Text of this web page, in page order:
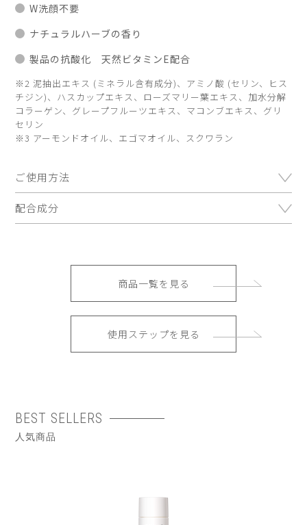
W洗顔不要
ナチュラルハーブの香り
製品の抗酸化 天然ビタミンE配合
※2 泥抽出エキス (ミネラル含有成分)、アミノ酸 (セリン、ヒス
チジン)、ハスカップエキス、ローズマリー葉エキス、加水分解
コラーゲン、グレープフルーツエキス、マコンブエキス、グリ
セリン
※3 アーモンドオイル、エゴマオイル、スクワラン
ご使用方法
配合成分
商品一覧を見る
使用ステップを見る
BEST SELLERS
人気商品